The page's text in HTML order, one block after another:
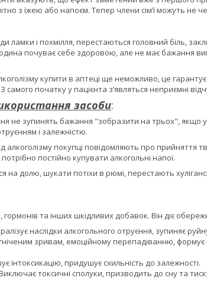
з їжею або напоєм. Тепер члени сім’ї можуть не
ламки і похмілля, перестаються головний біль,
почуває себе здоровою, але не має бажання
купити в аптеці ще неможливо, це
початку у пацієнта з’являться неприємні
засоби:
не зупинять бажання "зобразити на трьох", якщо у
і залежністю.
алкоголізму покупці повідомляють про прийняття
постійно купувати алкогольні напої.
на долю, шукати потіхи в рюмі, перестають
гормонів та інших шкідливих добавок. Він діє
наслідки алкогольного отруєння, зупиняє
зривам, емоційному перепадіванню, формує
інтоксикацію, придушує схильність до залежності.
токсичні сполуки, призводить до сну та